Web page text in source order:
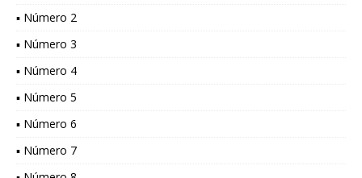
▪ Número 2
▪ Número 3
▪ Número 4
▪ Número 5
▪ Número 6
▪ Número 7